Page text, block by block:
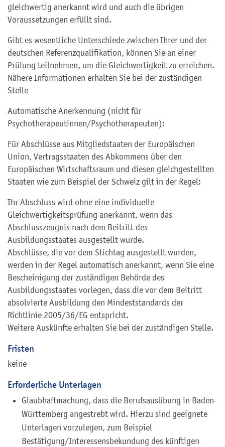
gleichwertig anerkannt wird und auch die übrigen
Voraussetzungen erfüllt sind.
Gibt es wesentliche Unterschiede zwischen Ihrer und der
deutschen Referenzqualifikation, können Sie an einer
Prüfung teilnehmen, um die Gleichwertigkeit zu erreichen.
Nähere Informationen erhalten Sie bei der zuständigen
Stelle
Automatische Anerkennung (nicht für
Psychotherapeutinnen/Psychotherapeuten):
Für Abschlüsse aus Mitgliedstaaten der Europäischen
Union, Vertragsstaaten des Abkommens über den
Europäischen Wirtschaftsraum und diesen gleichgestellten
Staaten wie zum Beispiel der Schweiz gilt in der Regel:
Ihr Abschluss wird ohne eine individuelle
Gleichwertigkeitsprüfung anerkannt, wenn das
Abschlusszeugnis nach dem Beitritt des
Ausbildungsstaates ausgestellt wurde.
Abschlüsse, die vor dem Stichtag ausgestellt wurden,
werden in der Regel automatisch anerkannt, wenn Sie eine
Bescheinigung der zuständigen Behörde des
Ausbildungsstaates vorlegen, dass die vor dem Beitritt
absolvierte Ausbildung den Mindeststandards der
Richtlinie 2005/36/EG entspricht.
Weitere Auskünfte erhalten Sie bei der zuständigen Stelle.
Fristen
keine
Erforderliche Unterlagen
Glaubhaftmachung, dass die Berufsausübung in Baden-
Württemberg angestrebt wird. Hierzu sind geeignete
Unterlagen vorzulegen, zum Beispiel
Bestätigung/Interessensbekundung des künftigen